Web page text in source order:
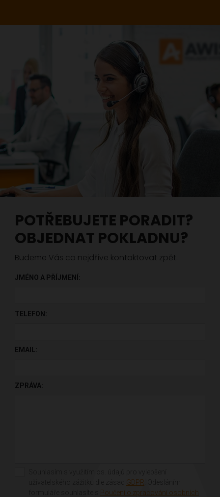
POTŘEBUJETE PORADIT?
OBJEDNAT POKLADNU?
Budeme Vás co nejdříve kontaktovat zpět.
JMÉNO A PŘÍJMENÍ:
TELEFON:
EMAIL:
ZPRÁVA:
GDPR
Poučení o zpracování osobních